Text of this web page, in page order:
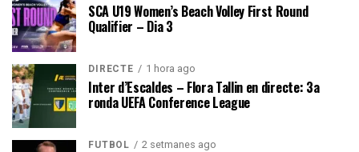
SCA U19 Women’s Beach Volley First Round
Qualifier – Dia 3
DIRECTE 1 hora ago
Inter d’Escaldes – Flora Tallin en directe: 3a
ronda UEFA Conference League
FUTBOL 2 setmanes ago